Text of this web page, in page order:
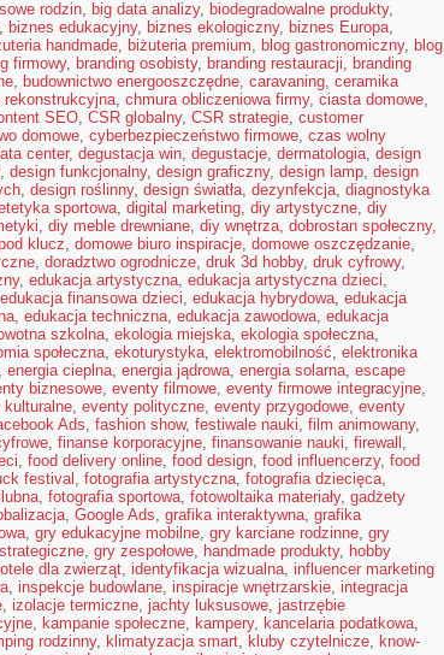
rodzin, big data analizy, biodegradowalne produkty,
, biznes edukacyjny, biznes ekologiczny, biznes Europa,
handmade, biżuteria premium, blog gastronomiczny, blog
firmowy, branding osobisty, branding restauracji, branding
, budownictwo energooszczędne, caravaning, ceramika
rekonstrukcyjna, chmura obliczeniowa firmy, ciasta domowe,
SEO, CSR globalny, CSR strategie, customer
domowe, cyberbezpieczeństwo firmowe, czas wolny
center, degustacja win, degustacje, dermatologia, design
, design funkcjonalny, design graficzny, design lamp, design
, design roślinny, design światła, dezynfekcja, diagnostyka
sportowa, digital marketing, diy artystyczne, diy
, diy meble drewniane, diy wnętrza, dobrostan społeczny,
klucz, domowe biuro inspiracje, domowe oszczędzanie,
, doradztwo ogrodnicze, druk 3d hobby, druk cyfrowy,
, edukacja artystyczna, edukacja artystyczna dzieci,
edukacja finansowa dzieci, edukacja hybrydowa, edukacja
, edukacja techniczna, edukacja zawodowa, edukacja
szkolna, ekologia miejska, ekologia społeczna,
społeczna, ekoturystyka, elektromobilność, elektronika
energia cieplna, energia jądrowa, energia solarna, escape
biznesowe, eventy filmowe, eventy firmowe integracyjne,
kulturalne, eventy polityczne, eventy przygodowe, eventy
Ads, fashion show, festiwale nauki, film animowany,
, finanse korporacyjne, finansowanie nauki, firewall ,
, food delivery online, food design, food influencerzy, food
festival , fotografia artystyczna, fotografia dziecięca,
, fotografia sportowa, fotowoltaika materiały, gadżety
, Google Ads, grafika interaktywna, grafika
, gry edukacyjne mobilne, gry karciane rodzinne, gry
, gry zespołowe, handmade produkty, hobby
dla zwierząt, identyfikacja wizualna, influencer marketing
, inspekcje budowlane, inspiracje wnętrzarskie, integracja
, izolacje termiczne, jachty luksusowe, jastrzębie
, kampanie społeczne, kampery, kancelaria podatkowa,
rodzinny, klimatyzacja smart, kluby czytelnicze, know-